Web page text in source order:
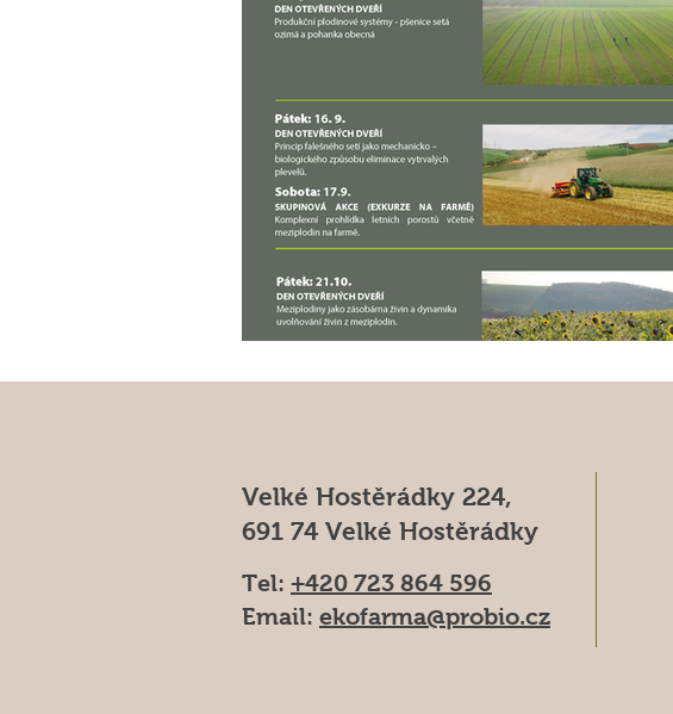
Velké Hostěrádky 224,
691 74 Velké Hostěrádky
Tel: +420 723 864 596
Email: ekofarma@probio.cz